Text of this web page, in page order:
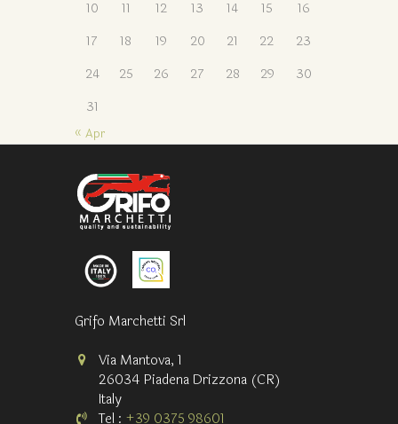
10
11 12 13 14 15
16
17
18 19 20 21 22
23
24
25 26 27 28 29
30
31
« Apr
Grifo Marchetti Srl
Via Mantova, 1
26034 Piadena Drizzona (CR)
Italy
Tel : +39 0375 98601